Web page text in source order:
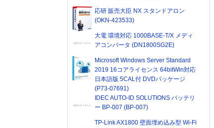
応研 販売大臣 NX スタンドアロン
(OKN-423533)
大電 環境対応 1000BASE-T/X メディ
アコンバータ (DN1800SG2E)
Microsoft Windows Server Standard
2019 16コアライセンス 64bitWin対応
日本語版 5CAL付 DVDパッケージ
(P73-07691)
IDEC AUTO-ID SOLUTIONS バッテリ
ー BP-007 (BP-007)
TP-Link AX1800 壁面埋め込み型 Wi-Fi